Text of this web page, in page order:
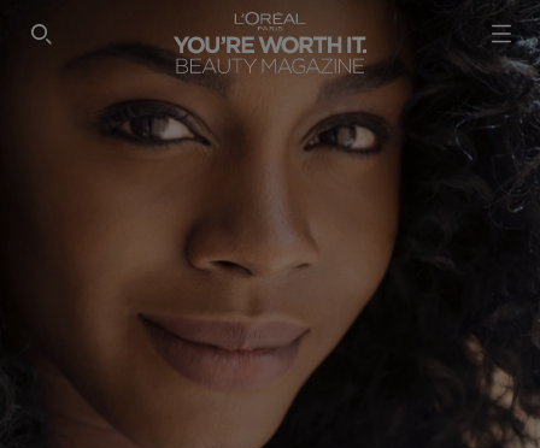
SEARCH THIS SITE